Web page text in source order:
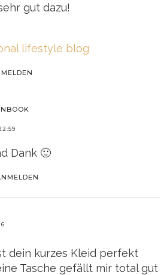
gut dazu!
lifestyle blog
Dank 🙂
dein kurzes Kleid perfekt
Tasche gefällt mir total gut